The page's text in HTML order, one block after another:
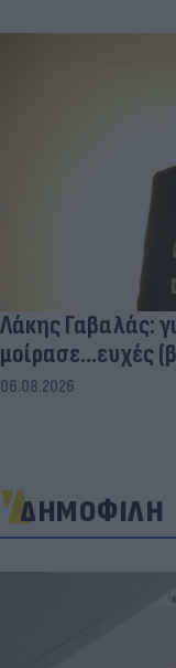
Λάκης Γαβαλάς:
μοίρασε...ευχές
06.08.2026
ΔΗΜΟΦΙΛΗ